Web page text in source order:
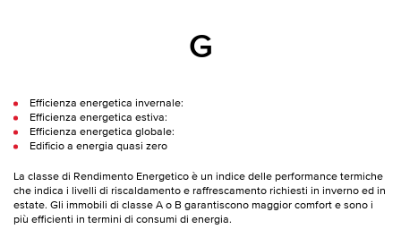
G
Efficienza energetica invernale:
Efficienza energetica estiva:
Efficienza energetica globale:
Edificio a energia quasi zero
La classe di Rendimento Energetico è un indice delle performance termiche
che indica i livelli di riscaldamento e raffrescamento richiesti in inverno ed in
estate. Gli immobili di classe A o B garantiscono maggior comfort e sono i
più efficienti in termini di consumi di energia.